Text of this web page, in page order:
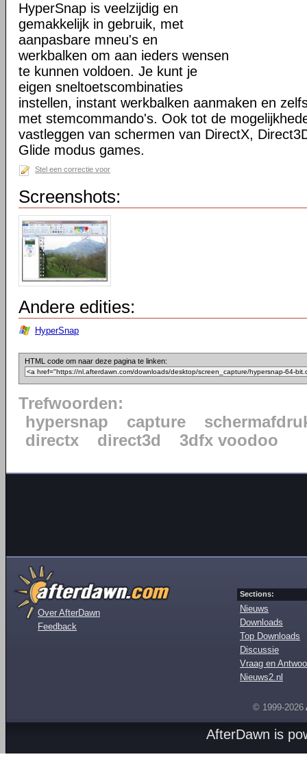
HyperSnap is veelzijdig en
gemakkelijk in gebruik, met
aanpasbare mneu's en
werkbalken om aan ieders wensen
te kunnen voldoen. Je kunt je
eigen sneltoetscombinaties
instellen, instant werkbalken aanmaken en
met stemcommando's. Ook tot de
vastleggen van schermen van DirectX,
Glide modus games.
Stel een correctie voor
Screenshots:
Andere edities:
HyperSnap
HTML code om naar deze pagina te linken:
Trefwoorden:
hypersnap
capture
directx
direct3d 3dfx voodoo
Over AfterDawn
Feedback
Sections:
Nieuws
Downloads
Top Downloads
Discussie
Vraag en
Nieuws2.nl
© 1999-2026
AfterDawn is